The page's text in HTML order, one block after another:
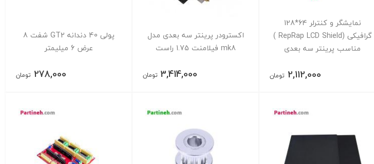
نمایشگر و کنترلر 64*128
گرافیکی (RepRap LCD Shield )
مناسب پرینتر سه بعدی
2,112,000 تومان
اکسترودر پرینتر سه بعدی مدل
mk8 فیلامنت 1.75 راست
3,414,000 تومان
پولی 40 دندانه GT2 شفت 8
عرض 6 میلیمتر
278,000 تومان